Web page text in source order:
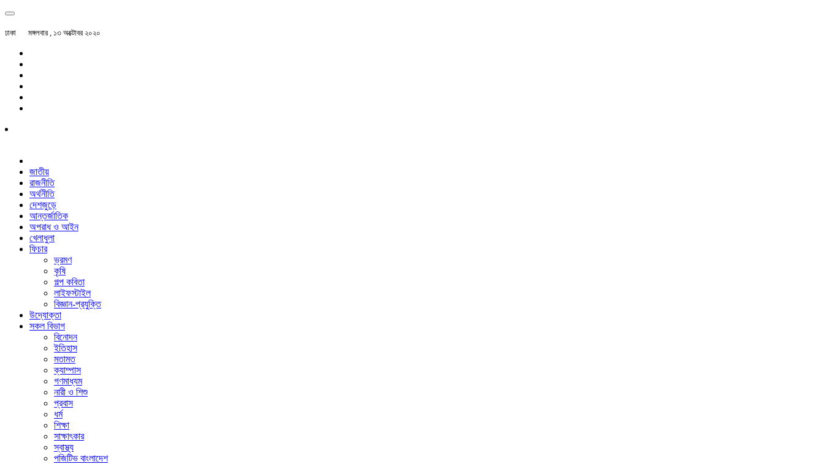
ঢাকা মঙ্গলবার , ১৩ অক্টোবর ২০২০
জাতীয়
রাজনীতি
অর্থনীতি
দেশজুড়ে
আন্তর্জাতিক
অপরাধ ও আইন
খেলাধুলা
ফিচার
ভ্রমণ
কৃষি
গল্প ক‌বিতা
লাইফস্টাইল
বিজ্ঞান-প্রযুক্তি
উদ্যোক্তা
সকল বিভাগ
বিনোদন
ইতিহাস
মতামত
ক্যাম্পাস
গণমাধ্যম
নারী ও শিশু
প্রবাস
ধর্ম
শিক্ষা
সাক্ষাৎকার
স্বাস্থ্য
পজিটিভ বাংলাদেশ